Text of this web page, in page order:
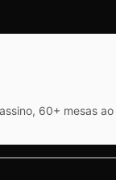
60+ mesas